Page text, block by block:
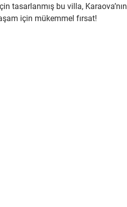
tasarlanmış bu villa, Karaova’nın
için mükemmel fırsat!